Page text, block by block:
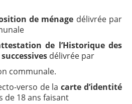
de ménage délivrée par
de l’Historique des
délivrée par
verso de lacarte d’identité
de 18 ans faisant